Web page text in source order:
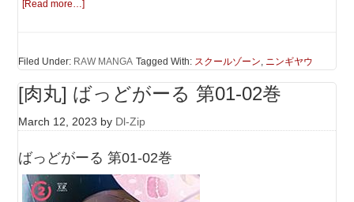
[Read more…]
Filed Under: RAW MANGA Tagged With: スクールゾーン, ニンギヤウ
[肉丸] ばっどがーる 第01-02巻
March 12, 2023 by Dl-Zip
ばっどがーる 第01-02巻